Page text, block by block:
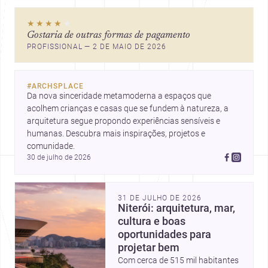
★★★★ ★
Gostaria de outras formas de pagamento
PROFISSIONAL — 2 DE MAIO DE 2026
#ARCHSPLACE
Da nova sinceridade metamoderna a espaços que
acolhem crianças e casas que se fundem à natureza, a
arquitetura segue propondo experiências sensíveis e
humanas. Descubra mais inspirações, projetos e
comunidade.
30 de julho de 2026
31 DE JULHO DE 2026
Niterói: arquitetura, mar,
cultura e boas
oportunidades para
projetar bem
Com cerca de 515 mil habitantes